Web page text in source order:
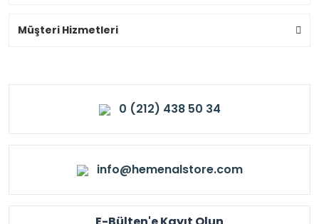
Müşteri Hizmetleri
0 (212) 438 50 34
info@hemenalstore.com